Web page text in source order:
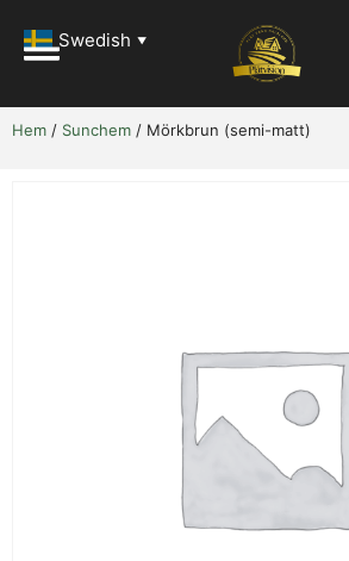
Swedish ▼
Hem / Sunchem / Mörkbrun (semi-matt)